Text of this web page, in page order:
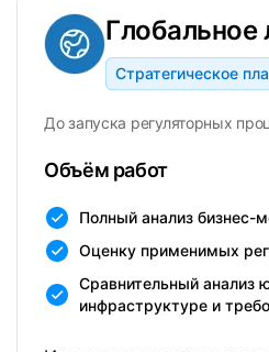
Глобальное
Стратегическое
До запуска регуляторных
Объём работ
Полный анализ бизнес-
Оценку применимых
Сравнительный анализ
инфраструктуре и